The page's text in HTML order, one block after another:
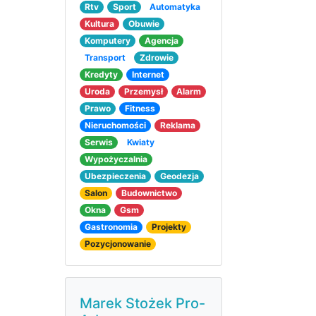
Rtv
Sport
Automatyka
Kultura
Obuwie
Komputery
Agencja
Transport
Zdrowie
Kredyty
Internet
Uroda
Przemysł
Alarm
Prawo
Fitness
Nieruchomości
Reklama
Serwis
Kwiaty
Wypożyczalnia
Ubezpieczenia
Geodezja
Salon
Budownictwo
Okna
Gsm
Gastronomia
Projekty
Pozycjonowanie
Marek Stożek Pro-